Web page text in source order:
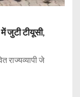
जुटी टीयूसी,
राज्यव्यापी जे